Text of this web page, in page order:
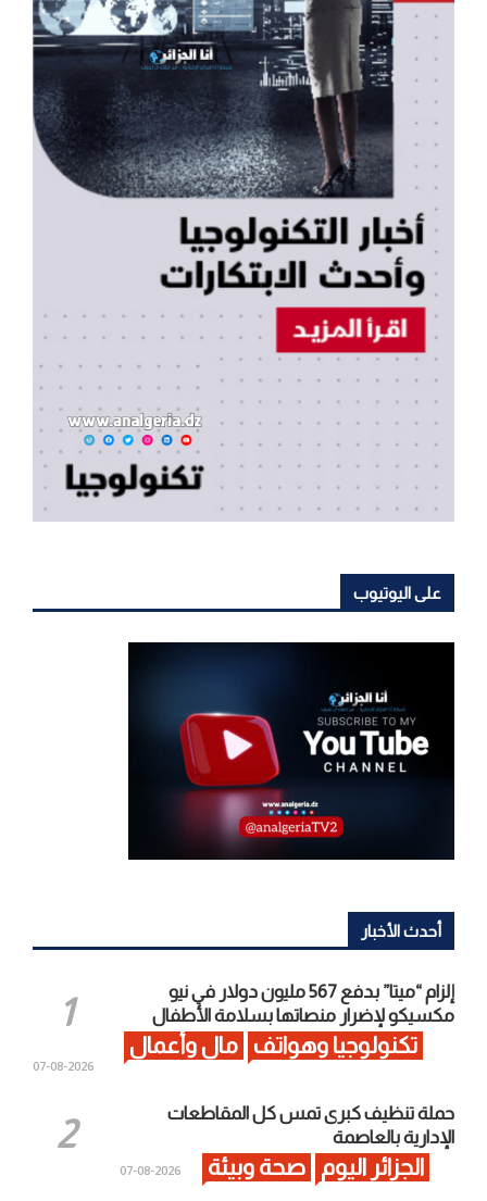
على اليوتيوب
أحدث الأخبار
إلزام “ميتا” بدفع 567 مليون دولار في نيو
مكسيكو لإضرار منصاتها بسلامة الأطفال
تكنولوجيا وهواتف مال وأعمال
2026-08-07
حملة تنظيف كبرى تمس كل المقاطعات
الإدارية بالعاصمة
الجزائر اليوم صحة وبيئة 2026-08-07